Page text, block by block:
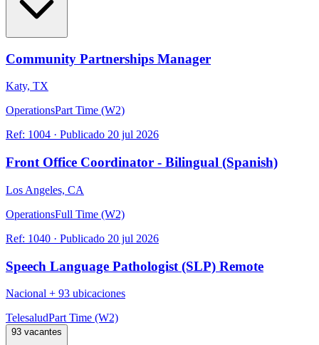
Community Partnerships Manager
Katy, TX
OperationsPart Time (W2)
Ref: 1004 · Publicado 20 jul 2026
Front Office Coordinator - Bilingual (Spanish)
Los Angeles, CA
OperationsFull Time (W2)
Ref: 1040 · Publicado 20 jul 2026
Speech Language Pathologist (SLP) Remote
Nacional + 93 ubicaciones
TelesaludPart Time (W2)
93 vacantes